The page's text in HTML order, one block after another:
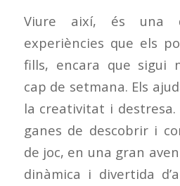
Viure així, és una
experiències que els
fills, encara que sigui
cap de setmana. Els
la creativitat i destresa.
ganes de descobrir i
de joc, en una gran
dinàmica i divertida